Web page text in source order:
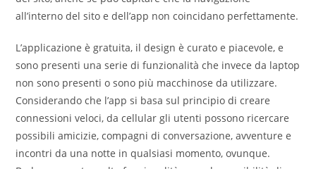
all’interno del sito e dell’app non coincidano perfettamente.
L’applicazione è gratuita, il design è curato e piacevole, e
sono presenti una serie di funzionalità che invece da laptop
non sono presenti o sono più macchinose da utilizzare.
Considerando che l’app si basa sul principio di creare
connessioni veloci, da cellular gli utenti possono ricercare
possibili amicizie, compagni di conversazione, avventure e
incontri da una notte in qualsiasi momento, ovunque.